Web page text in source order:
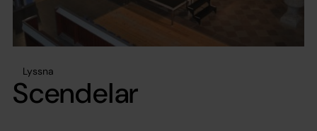
Lyssna
Scendelar